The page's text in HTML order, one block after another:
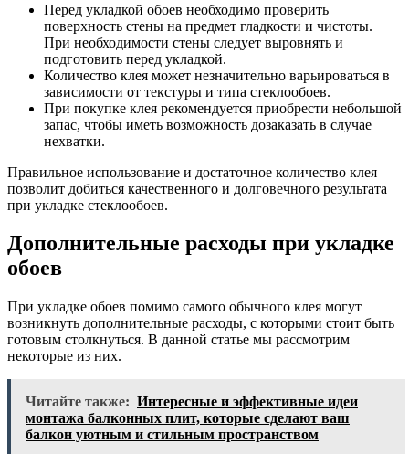
Перед укладкой обоев необходимо проверить
поверхность стены на предмет гладкости и чистоты.
При необходимости стены следует выровнять и
подготовить перед укладкой.
Количество клея может незначительно варьироваться в
зависимости от текстуры и типа стеклообоев.
При покупке клея рекомендуется приобрести небольшой
запас, чтобы иметь возможность дозаказать в случае
нехватки.
Правильное использование и достаточное количество клея
позволит добиться качественного и долговечного результата
при укладке стеклообоев.
Дополнительные расходы при укладке
обоев
При укладке обоев помимо самого обычного клея могут
возникнуть дополнительные расходы, с которыми стоит быть
готовым столкнуться. В данной статье мы рассмотрим
некоторые из них.
Читайте также: Интересные и эффективные идеи
монтажа балконных плит, которые сделают ваш
балкон уютным и стильным пространством